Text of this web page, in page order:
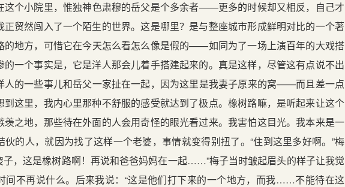
这个小院里，惟独神色肃穆的岳父是个多余者——更多的时候却又相反，自己才
正贸然闯入了一个陌生的世界。这是哪里？是与整座城市形成鲜明对比的一个著
的地方，可惜它在今天怎么看怎么像是假的——如同为了一场上演百年的大戏搭
一个事实是，它是洋人那会儿着手搭建起来的。真是这样，尽管这有点说不出
人的一些事儿和岳父一家扯在一起，因为这里是我妻子原来的窝——而且差一点
到这里，我内心里那种不舒服的感受就达到了极点。橡树路嘛，是听起来让这个
羡之地，那些待在外面的人会用奇怪的眼光看过来。我害怕这目光。我本来是一
的人，就因为找了这样一个老婆，事情就变得别扭了。“住到这里多好啊。”梅
子，这是橡树路啊！再说和爸爸妈妈在一起……”梅子当时皱起眉头的样子让我觉
间不再说什么。后来我说：“这是他们打下来的一个地方，而我……不能待在这